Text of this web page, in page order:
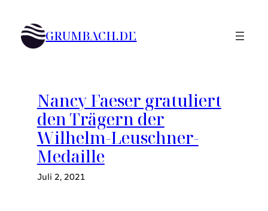
Inhalt
springen GRUMBACH.DE
Nancy Faeser gratuliert
den Trägern der
Wilhelm-Leuschner-
Medaille
Juli 2, 2021